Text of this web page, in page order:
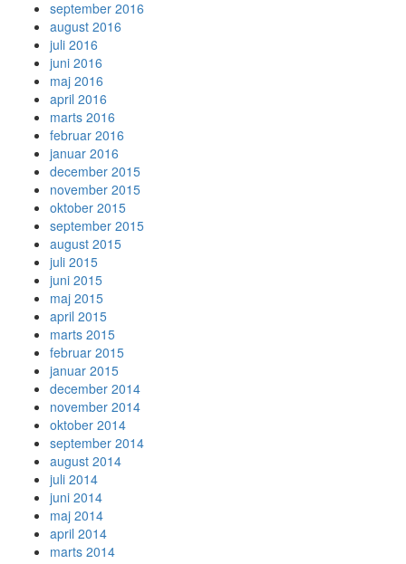
september 2016
august 2016
juli 2016
juni 2016
maj 2016
april 2016
marts 2016
februar 2016
januar 2016
december 2015
november 2015
oktober 2015
september 2015
august 2015
juli 2015
juni 2015
maj 2015
april 2015
marts 2015
februar 2015
januar 2015
december 2014
november 2014
oktober 2014
september 2014
august 2014
juli 2014
juni 2014
maj 2014
april 2014
marts 2014